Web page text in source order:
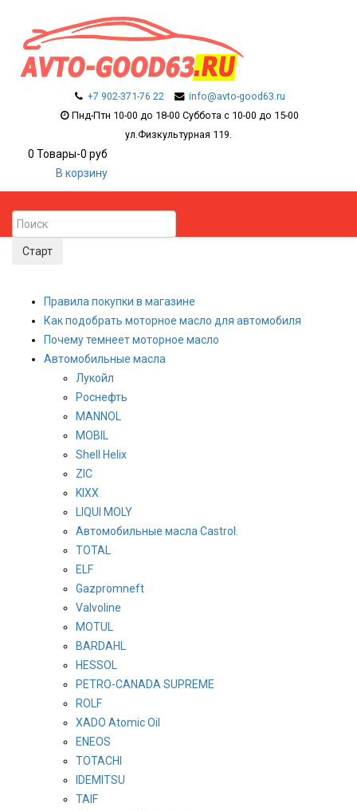
+7 902-371-76 22
info@avto-good63.ru
Пнд-Птн 10-00 до 18-00 Суббота с 10-00 до 15-00
ул.Физкультурная 119.
0 Товары-0 руб
В корзину
Правила покупки в магазине
Как подобрать моторное масло для автомобиля
Почему темнеет моторное масло
Автомобильные масла
Лукойл
Роснефть
MANNOL
MOBIL
Shell Helix
ZIC
KIXX
LIQUI MOLY
Автомобильные масла Castrol.
TOTAL
ELF
Gazpromneft
Valvoline
MOTUL
BARDAHL
HESSOL
PETRO-CANADA SUPREME
ROLF
XADO Atomic Oil
ENEOS
TOTACHI
IDEMITSU
TAIF